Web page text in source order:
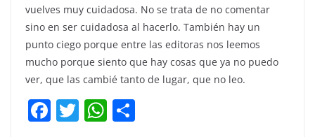
vuelves muy cuidadosa. No se trata de no comentar
sino en ser cuidadosa al hacerlo. También hay un
punto ciego porque entre las editoras nos leemos
mucho porque siento que hay cosas que ya no puedo
ver, que las cambié tanto de lugar, que no leo.
F T W